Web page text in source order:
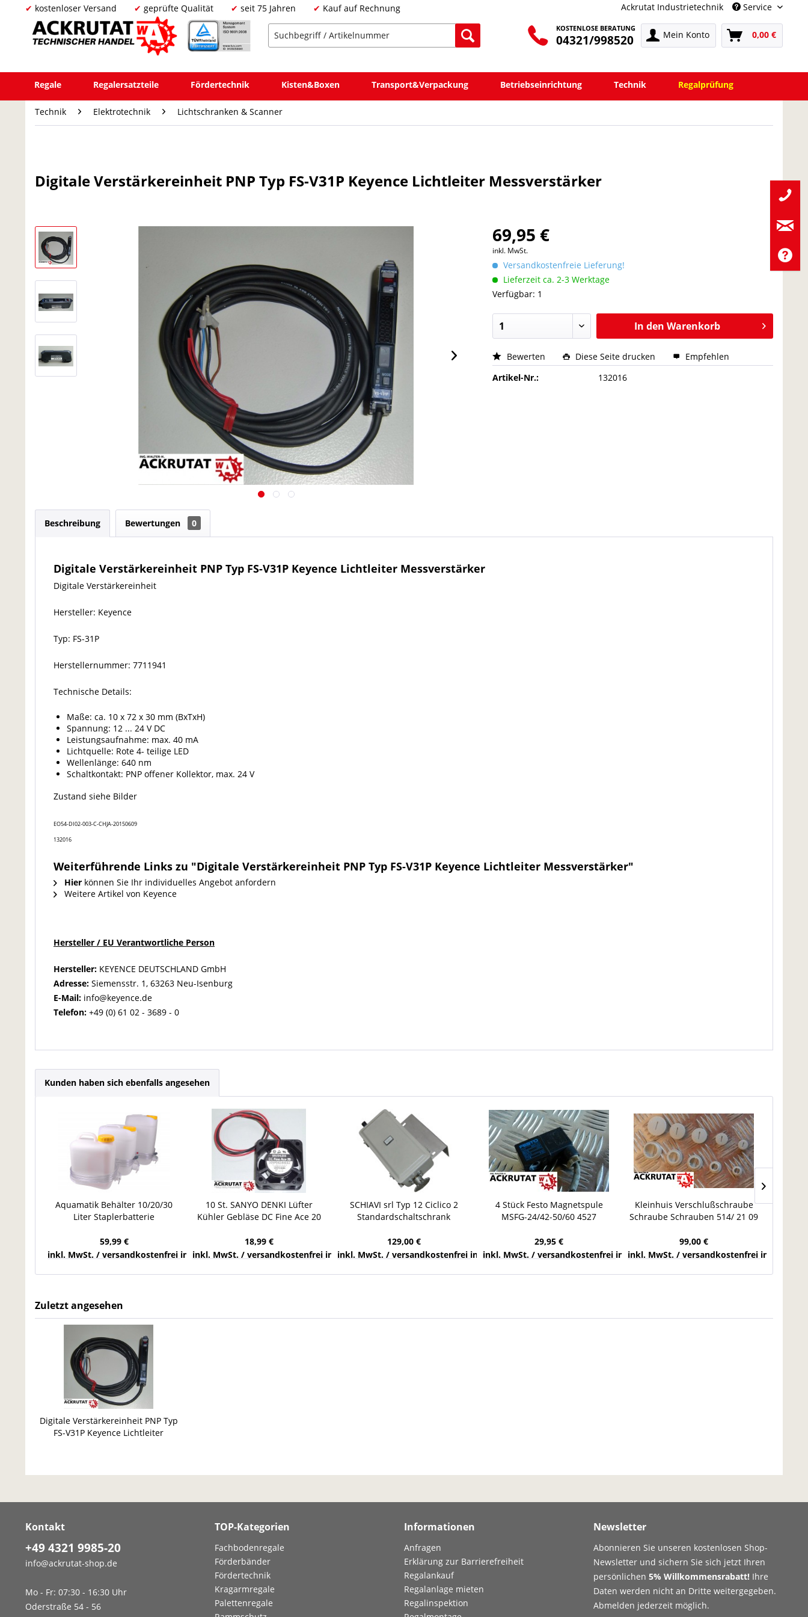
kostenloser Versand geprüfte Qualität seit 75 Jahren Kauf auf Rechnung Ackrutat Industrietechnik Service
KOSTENLOSE BERATUNG
04321/998520 Mein Konto 0,00 €
Regale Regalersatzteile Fördertechnik Kisten&Boxen Transport&Verpackung Betriebseinrichtung Technik Regalprüfung
Technik Elektrotechnik Lichtschranken & Scanner
Digitale Verstärkereinheit PNP Typ FS-V31P Keyence Lichtleiter Messverstärker
69,95 €
inkl. MwSt.
Versandkostenfreie Lieferung!
Lieferzeit ca. 2-3 Werktage
Verfügbar: 1
In den Warenkorb
Bewerten Diese Seite drucken
Empfehlen
Artikel-Nr.:
132016
Beschreibung Bewertungen 0
Digitale Verstärkereinheit PNP Typ FS-V31P Keyence Lichtleiter Messverstärker
Digitale Verstärkereinheit
Hersteller: Keyence
Typ: FS-31P
Herstellernummer: 7711941
Technische Details:
Maße: ca. 10 x 72 x 30 mm (BxTxH)
Spannung: 12 ... 24 V DC
Leistungsaufnahme: max. 40 mA
Lichtquelle: Rote 4- teilige LED
Wellenlänge: 640 nm
Schaltkontakt: PNP offener Kollektor, max. 24 V
Zustand siehe Bilder
EO54-DI02-003-C-CHJA-20150609
132016
Weiterführende Links zu "Digitale Verstärkereinheit PNP Typ FS-V31P Keyence Lichtleiter Messverstärker"
Hier können Sie Ihr individuelles Angebot anfordern
Weitere Artikel von Keyence
Hersteller / EU Verantwortliche Person
Hersteller: KEYENCE DEUTSCHLAND GmbH
Adresse: Siemensstr. 1, 63263 Neu-Isenburg
E-Mail: info@keyence.de
Telefon: +49 (0) 61 02 - 3689 - 0
Kunden haben sich ebenfalls angesehen
Aquamatik Behälter 10/20/30
Liter Staplerbatterie
Fallwasserbehälter
59,99 €
inkl. MwSt. / versandkostenfrei innerhalb Deutschlands
10 St. SANYO DENKI Lüfter
Kühler Gebläse DC Fine Ace 20
18,99 €
inkl. MwSt. / versandkostenfrei innerhalb Deutschlands
SCHIAVI srl Typ 12 Ciclico 2
Standardschaltschrank
129,00 €
inkl. MwSt. / versandkostenfrei innerhalb Deutschlands
4 Stück Festo Magnetspule
MSFG-24/42-50/60 4527
29,95 €
inkl. MwSt. / versandkostenfrei innerhalb Deutschlands
Kleinhuis Verschlußschraube
Schraube Schrauben 514/ 21 09
99,00 €
inkl. MwSt. / versandkostenfrei innerhalb
Zuletzt angesehen
Digitale Verstärkereinheit PNP Typ
FS-V31P Keyence Lichtleiter
Kontakt
+49 4321 9985-20
info@ackrutat-shop.de
Mo - Fr: 07:30 - 16:30 Uhr
Oderstraße 54 - 56
TOP-Kategorien
Fachbodenregale
Förderbänder
Fördertechnik
Kragarmregale
Palettenregale
Informationen
Anfragen
Erklärung zur Barrierefreiheit
Regalankauf
Regalanlage mieten
Regalinspektion
Newsletter
Abonnieren Sie unseren kostenlosen Shop-
Newsletter und sichern Sie sich jetzt Ihren
persönlichen 5% Willkommensrabatt! Ihre
Daten werden nicht an Dritte weitergegeben.
Abmelden jederzeit möglich.